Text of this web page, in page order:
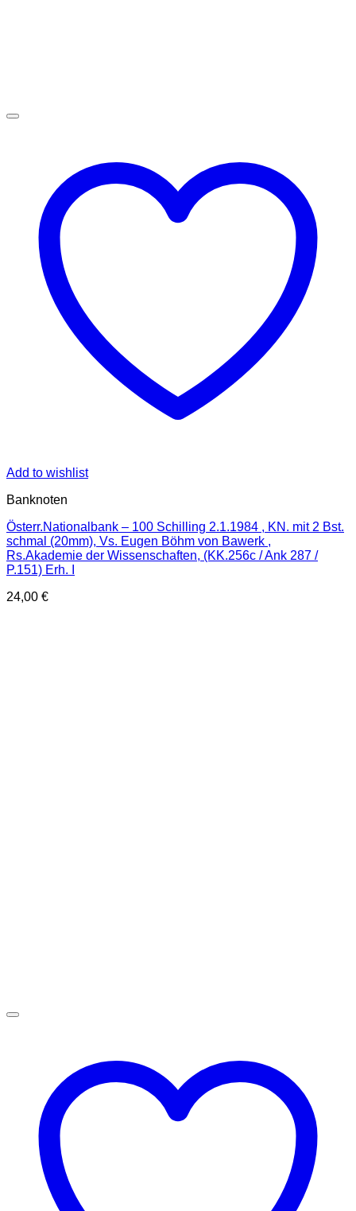
Add to wishlist
Banknoten
Österr.Nationalbank – 100 Schilling 2.1.1984 , KN. mit 2 Bst.
schmal (20mm), Vs. Eugen Böhm von Bawerk ,
Rs.Akademie der Wissenschaften, (KK.256c / Ank 287 /
P.151) Erh. I
24,00 €